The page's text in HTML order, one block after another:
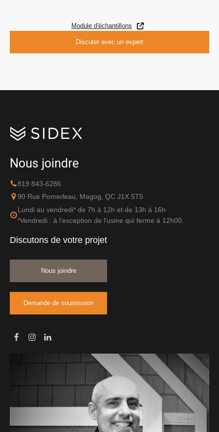
Module d'échantillons
Discuter avec un expert
Nous joindre
819 843-6286
90 Rue Pomerleau, Magog, QC J1X 5T5
Lundi au vendredi* de 7h à 12h et de 13h à 16h
*Vendredi : à l'exception de l'usine qui ferme à 12h00.
Discutons de votre projet
Nous joindre
Demande de soumission